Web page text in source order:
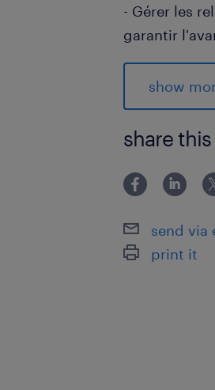
- Gérer les
garantir
- Effectuer
journaliers
-
conformité
Voici les
civil à
show
share
send via
print it